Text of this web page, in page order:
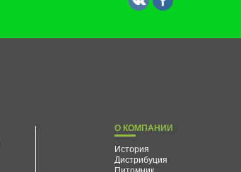
О КОМПАНИИ
История
Дистрибуция
Питомник